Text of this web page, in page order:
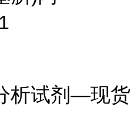
析试剂—现货